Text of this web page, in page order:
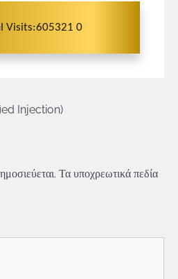
Visits:605321 0
Injection)
Τα υποχρεωτικά πεδία